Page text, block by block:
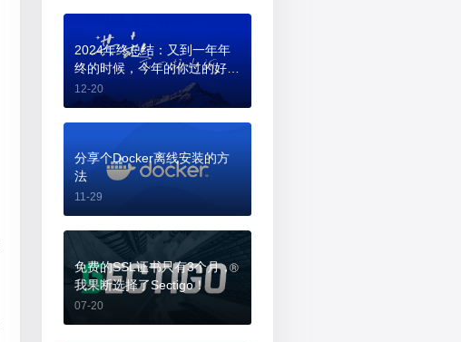
2024年终总结：又到一年年
终的时候，今年的你过的好
吗？
12-20
分享个Docker离线安装的方
法
11-29
免费的SSL证书只有3个月，
我果断选择了Sectigo！
07-20